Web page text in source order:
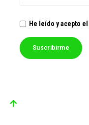
He leído y acepto el